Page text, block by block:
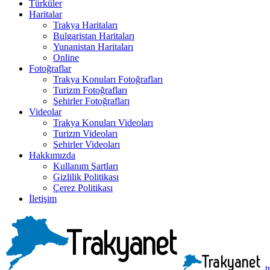
Türküler
Haritalar
Trakya Haritaları
Bulgaristan Haritaları
Yunanistan Haritaları
Online
Fotoğraflar
Trakya Konuları Fotoğrafları
Turizm Fotoğrafları
Şehirler Fotoğrafları
Videolar
Trakya Konuları Videoları
Turizm Videoları
Şehirler Videoları
Hakkımızda
Kullanım Şartları
Gizlilik Politikası
Çerez Politikası
İletişim